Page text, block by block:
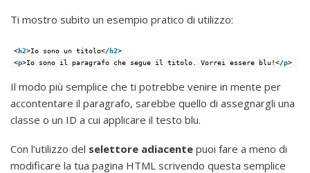
Ti mostro subito un esempio pratico di utilizzo:
<h2>Io sono un titolo</h2>
<p>Io sono il paragrafo che segue il titolo. Vorrei essere blu!</p>
Il modo più semplice che ti potrebbe venire in mente per
accontentare il paragrafo, sarebbe quello di assegnargli una
classe o un ID a cui applicare il testo blu.
Con l’utilizzo del selettore adiacente puoi fare a meno di
modificare la tua pagina HTML scrivendo questa semplice